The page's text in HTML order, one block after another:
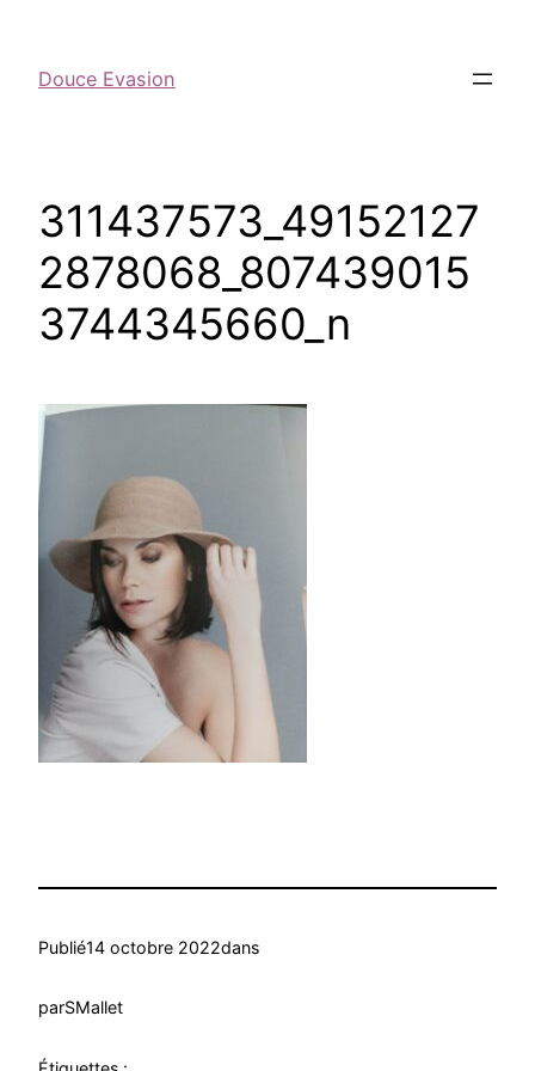
Douce Evasion
311437573_49152127
2878068_807439015
3744345660_n
Publié14 octobre 2022dans
parSMallet